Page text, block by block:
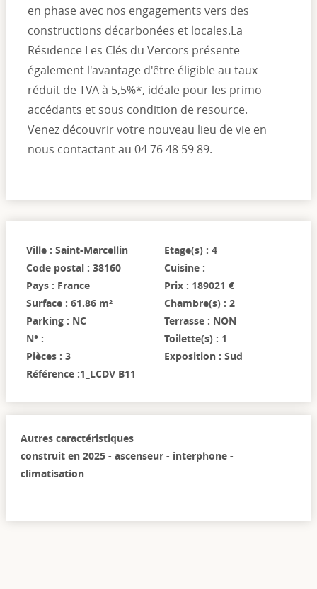
en phase avec nos engagements vers des
constructions décarbonées et locales.La
Résidence Les Clés du Vercors présente
également l'avantage d'être éligible au taux
réduit de TVA à 5,5%*, idéale pour les primo-
accédants et sous condition de resource.
Venez découvrir votre nouveau lieu de vie en
nous contactant au 04 76 48 59 89.
Ville : Saint-Marcellin
Code postal : 38160
Pays : France
Surface : 61.86 m²
Parking : NC
N° :
Pièces : 3
Référence :1_LCDV B11
Etage(s) : 4
Cuisine :
Prix : 189021 €
Chambre(s) : 2
Terrasse : NON
Toilette(s) : 1
Exposition : Sud
Autres caractéristiques
construit en 2025 - ascenseur - interphone -
climatisation